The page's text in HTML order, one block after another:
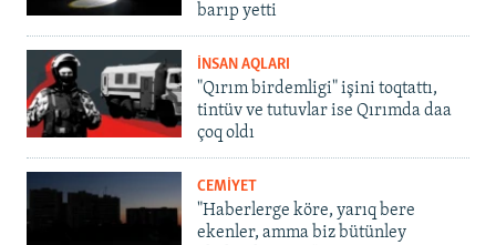
barıp yetti
İNSAN AQLARI
"Qırım birdemligi" işini toqtattı,
tintüv ve tutuvlar ise Qırımda daa
çoq oldı
CEMİYET
"Haberlerge köre, yarıq bere
ekenler, amma biz bütünley